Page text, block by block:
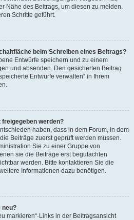
Nähe des Beitrags, um diesen zu melden.
Schritte geführt.
beim Schreiben eines Beitrags?
Entwürfe speichern und zu einem
und absenden. Den gesicherten Beitrag
Entwürfe verwalten“ in Ihrem
werden?
haben, dass in dem Forum, in dem
Beiträge zuerst geprüft werden müssen.
Sie zu einer Gruppe von
sie die Beiträge erst begutachten
werden. Bitte kontaktieren Sie die
Informationen dazu benötigen.
neu?
markieren“-Links in der Beitragsansicht